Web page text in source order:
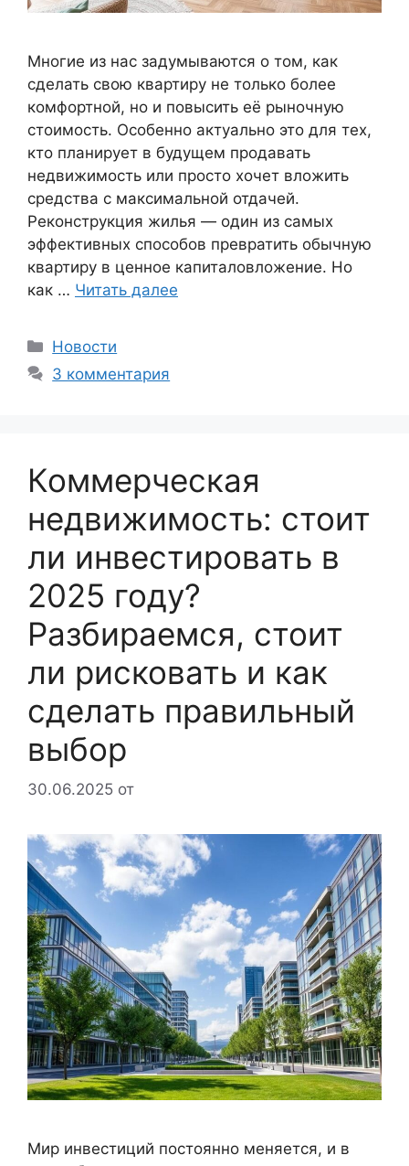
Многие из нас задумываются о том, как
сделать свою квартиру не только более
комфортной, но и повысить её рыночную
стоимость. Особенно актуально это для тех,
кто планирует в будущем продавать
недвижимость или просто хочет вложить
средства с максимальной отдачей.
Реконструкция жилья — один из самых
эффективных способов превратить обычную
квартиру в ценное капиталовложение. Но
как … Читать далее
Рубрики
Новости
3 комментария
Коммерческая
недвижимость: стоит
ли инвестировать в
2025 году?
Разбираемся, стоит
ли рисковать и как
сделать правильный
выбор
30.06.2025 от
Мир инвестиций постоянно меняется, и в